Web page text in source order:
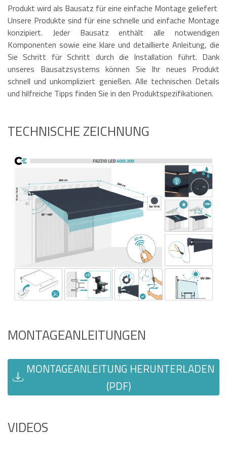
Produkt wird als Bausatz für eine einfache Montage geliefert
Unsere Produkte sind für eine schnelle und einfache Montage
konzipiert. Jeder Bausatz enthält alle notwendigen
Komponenten sowie eine klare und detaillierte Anleitung, die
Sie Schritt für Schritt durch die Installation führt. Dank
unseres Bausatzsystems können Sie Ihr neues Produkt
schnell und unkompliziert genießen. Alle technischen Details
und hilfreiche Tipps finden Sie in den Produktspezifikationen.
TECHNISCHE ZEICHNUNG
MONTAGEANLEITUNGEN
MONTAGEANLEITUNG HERUNTERLADEN
(PDF)
VIDEOS